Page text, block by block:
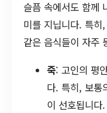
슬픔 속에서도 함께
미를 지닙니다. 특히
같은 음식들이 자주
죽: 고인의 평
다. 특히, 보통
이 선호됩니다.